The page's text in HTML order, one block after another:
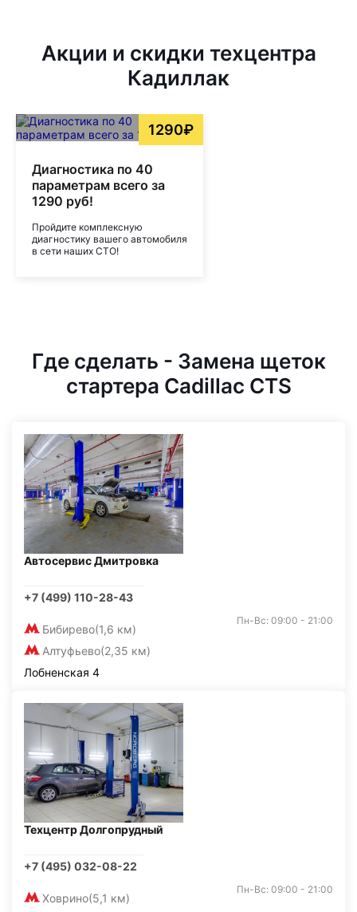
Акции и скидки техцентра
Кадиллак
1290₽
Диагностика по 40
параметрам всего за
1290 руб!
Пройдите комплексную
диагностику вашего автомобиля
в сети наших СТО!
Где сделать - Замена щеток
стартера Cadillac CTS
Автосервис Дмитровка
+7 (499) 110-28-43
Бибирево(1,6 км)
Алтуфьево(2,35 км)
Пн-Вс: 09:00 - 21:00
Лобненская 4
Техцентр Долгопрудный
+7 (495) 032-08-22
Ховрино(5,1 км)
Пн-Вс: 09:00 - 21:00